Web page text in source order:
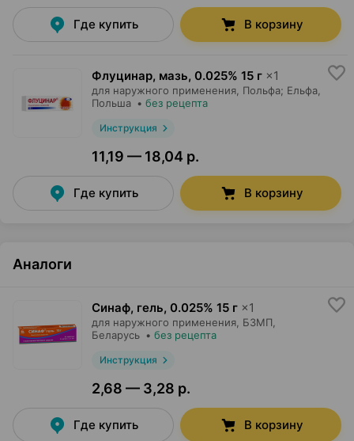
Где купить В корзину
Флуцинар, мазь, 0.025% 15 г ×1
для наружного применения, Польфа; Ельфа
Польша • без рецепта
Инструкция
11,19 — 18,04 р.
Где купить В корзину
Аналоги
Синаф, гель, 0.025% 15 г ×1
для наружного применения, БЗМП
Беларусь • без рецепта
Инструкция
2,68 — 3,28 р.
Где купить В корзину